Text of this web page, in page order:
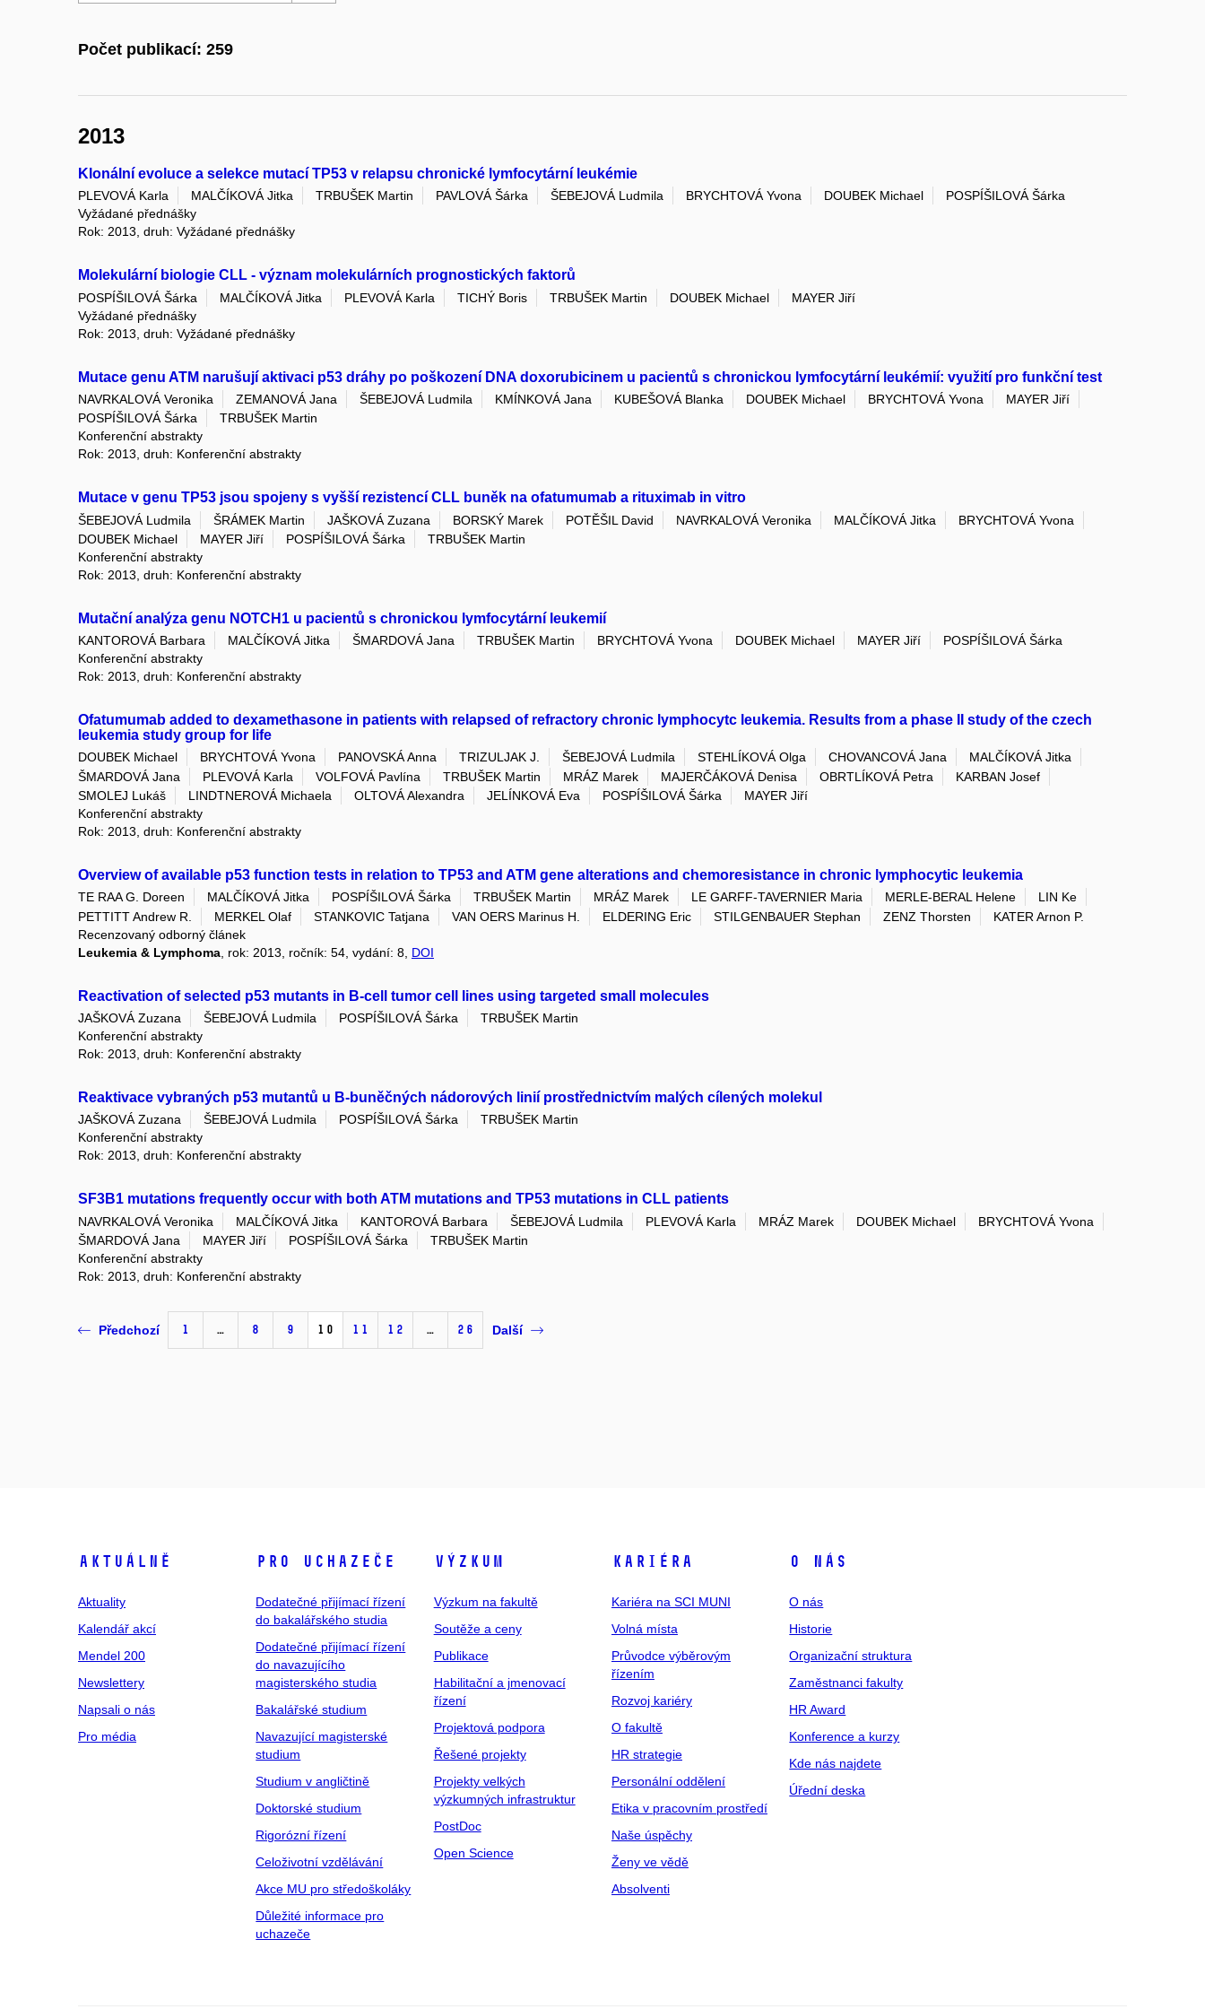
Počet publikací: 259
2013
Klonální evoluce a selekce mutací TP53 v relapsu chronické lymfocytární leukémie
PLEVOVÁ Karla MALČÍKOVÁ Jitka TRBUŠEK Martin PAVLOVÁ Šárka ŠEBEJOVÁ Ludmila BRYCHTOVÁ Yvona DOUBEK Michael
POSPÍŠILOVÁ Šárka
Vyžádané přednášky
Rok: 2013, druh: Vyžádané přednášky
Molekulární biologie CLL - význam molekulárních prognostických faktorů
POSPÍŠILOVÁ Šárka MALČÍKOVÁ Jitka PLEVOVÁ Karla TICHÝ Boris TRBUŠEK Martin DOUBEK Michael
MAYER Jiří
Vyžádané přednášky
Rok: 2013, druh: Vyžádané přednášky
Mutace genu ATM narušují aktivaci p53 dráhy po poškození DNA doxorubicinem u pacientů s chronickou lymfocytární leukémií: využití pro funkční test
NAVRKALOVÁ Veronika ZEMANOVÁ Jana ŠEBEJOVÁ Ludmila KMÍNKOVÁ Jana KUBEŠOVÁ Blanka DOUBEK Michael BRYCHTOVÁ Yvona
MAYER Jiří
POSPÍŠILOVÁ Šárka
TRBUŠEK Martin
Konferenční abstrakty
Rok: 2013, druh: Konferenční abstrakty
Mutace v genu TP53 jsou spojeny s vyšší rezistencí CLL buněk na ofatumumab a rituximab in vitro
ŠEBEJOVÁ Ludmila ŠRÁMEK Martin JAŠKOVÁ Zuzana BORSKÝ Marek POTĚŠIL David NAVRKALOVÁ Veronika MALČÍKOVÁ Jitka
BRYCHTOVÁ Yvona
DOUBEK Michael
MAYER Jiří POSPÍŠILOVÁ Šárka
TRBUŠEK Martin
Konferenční abstrakty
Rok: 2013, druh: Konferenční abstrakty
Mutační analýza genu NOTCH1 u pacientů s chronickou lymfocytární leukemií
KANTOROVÁ Barbara MALČÍKOVÁ Jitka ŠMARDOVÁ Jana TRBUŠEK Martin BRYCHTOVÁ Yvona DOUBEK Michael MAYER Jiří
POSPÍŠILOVÁ Šárka
Konferenční abstrakty
Rok: 2013, druh: Konferenční abstrakty
Ofatumumab added to dexamethasone in patients with relapsed of refractory chronic lymphocytc leukemia. Results from a phase II study of the czech
leukemia study group for life
DOUBEK Michael BRYCHTOVÁ Yvona PANOVSKÁ Anna TRIZULJAK J. ŠEBEJOVÁ Ludmila STEHLÍKOVÁ Olga CHOVANCOVÁ Jana
MALČÍKOVÁ Jitka
ŠMARDOVÁ Jana
PLEVOVÁ Karla VOLFOVÁ Pavlína TRBUŠEK Martin MRÁZ Marek MAJERČÁKOVÁ Denisa OBRTLÍKOVÁ Petra
KARBAN Josef
SMOLEJ Lukáš
LINDTNEROVÁ Michaela OLTOVÁ Alexandra JELÍNKOVÁ Eva POSPÍŠILOVÁ Šárka
MAYER Jiří
Konferenční abstrakty
Rok: 2013, druh: Konferenční abstrakty
Overview of available p53 function tests in relation to TP53 and ATM gene alterations and chemoresistance in chronic lymphocytic leukemia
TE RAA G. Doreen MALČÍKOVÁ Jitka POSPÍŠILOVÁ Šárka TRBUŠEK Martin MRÁZ Marek LE GARFF-TAVERNIER Maria MERLE-BERAL Helene
LIN Ke
PETTITT Andrew R.
MERKEL Olaf STANKOVIC Tatjana VAN OERS Marinus H. ELDERING Eric STILGENBAUER Stephan ZENZ Thorsten
KATER Arnon P.
Recenzovaný odborný článek
Leukemia & Lymphoma , rok: 2013, ročník: 54, vydání: 8, DOI
Reactivation of selected p53 mutants in B-cell tumor cell lines using targeted small molecules
JAŠKOVÁ Zuzana ŠEBEJOVÁ Ludmila POSPÍŠILOVÁ Šárka
TRBUŠEK Martin
Konferenční abstrakty
Rok: 2013, druh: Konferenční abstrakty
Reaktivace vybraných p53 mutantů u B-buněčných nádorových linií prostřednictvím malých cílených molekul
JAŠKOVÁ Zuzana ŠEBEJOVÁ Ludmila POSPÍŠILOVÁ Šárka
TRBUŠEK Martin
Konferenční abstrakty
Rok: 2013, druh: Konferenční abstrakty
SF3B1 mutations frequently occur with both ATM mutations and TP53 mutations in CLL patients
NAVRKALOVÁ Veronika MALČÍKOVÁ Jitka KANTOROVÁ Barbara ŠEBEJOVÁ Ludmila PLEVOVÁ Karla MRÁZ Marek DOUBEK Michael
BRYCHTOVÁ Yvona
ŠMARDOVÁ Jana
MAYER Jiří POSPÍŠILOVÁ Šárka
TRBUŠEK Martin
Konferenční abstrakty
Rok: 2013, druh: Konferenční abstrakty
Předchozí 1 … 8 9 10 11 12 … 26 Další
Aktuálně
Aktuality
Kalendář akcí
Mendel 200
Newslettery
Napsali o nás
Pro média
Pro uchazeče
Dodatečné přijímací řízení
do bakalářského studia
Dodatečné přijímací řízení
do navazujícího
magisterského studia
Bakalářské studium
Navazující magisterské
studium
Studium v angličtině
Doktorské studium
Rigorózní řízení
Celoživotní vzdělávání
Akce MU pro středoškoláky
Důležité informace pro
uchazeče
Výzkum
Výzkum na fakultě
Soutěže a ceny
Publikace
Habilitační a jmenovací
řízení
Projektová podpora
Řešené projekty
Projekty velkých
výzkumných infrastruktur
PostDoc
Open Science
Kariéra
Kariéra na SCI MUNI
Volná místa
Průvodce výběrovým
řízením
Rozvoj kariéry
O fakultě
HR strategie
Personální oddělení
Etika v pracovním prostředí
Naše úspěchy
Ženy ve vědě
Absolventi
O nás
O nás
Historie
Organizační struktura
Zaměstnanci fakulty
HR Award
Konference a kurzy
Kde nás najdete
Úřední deska